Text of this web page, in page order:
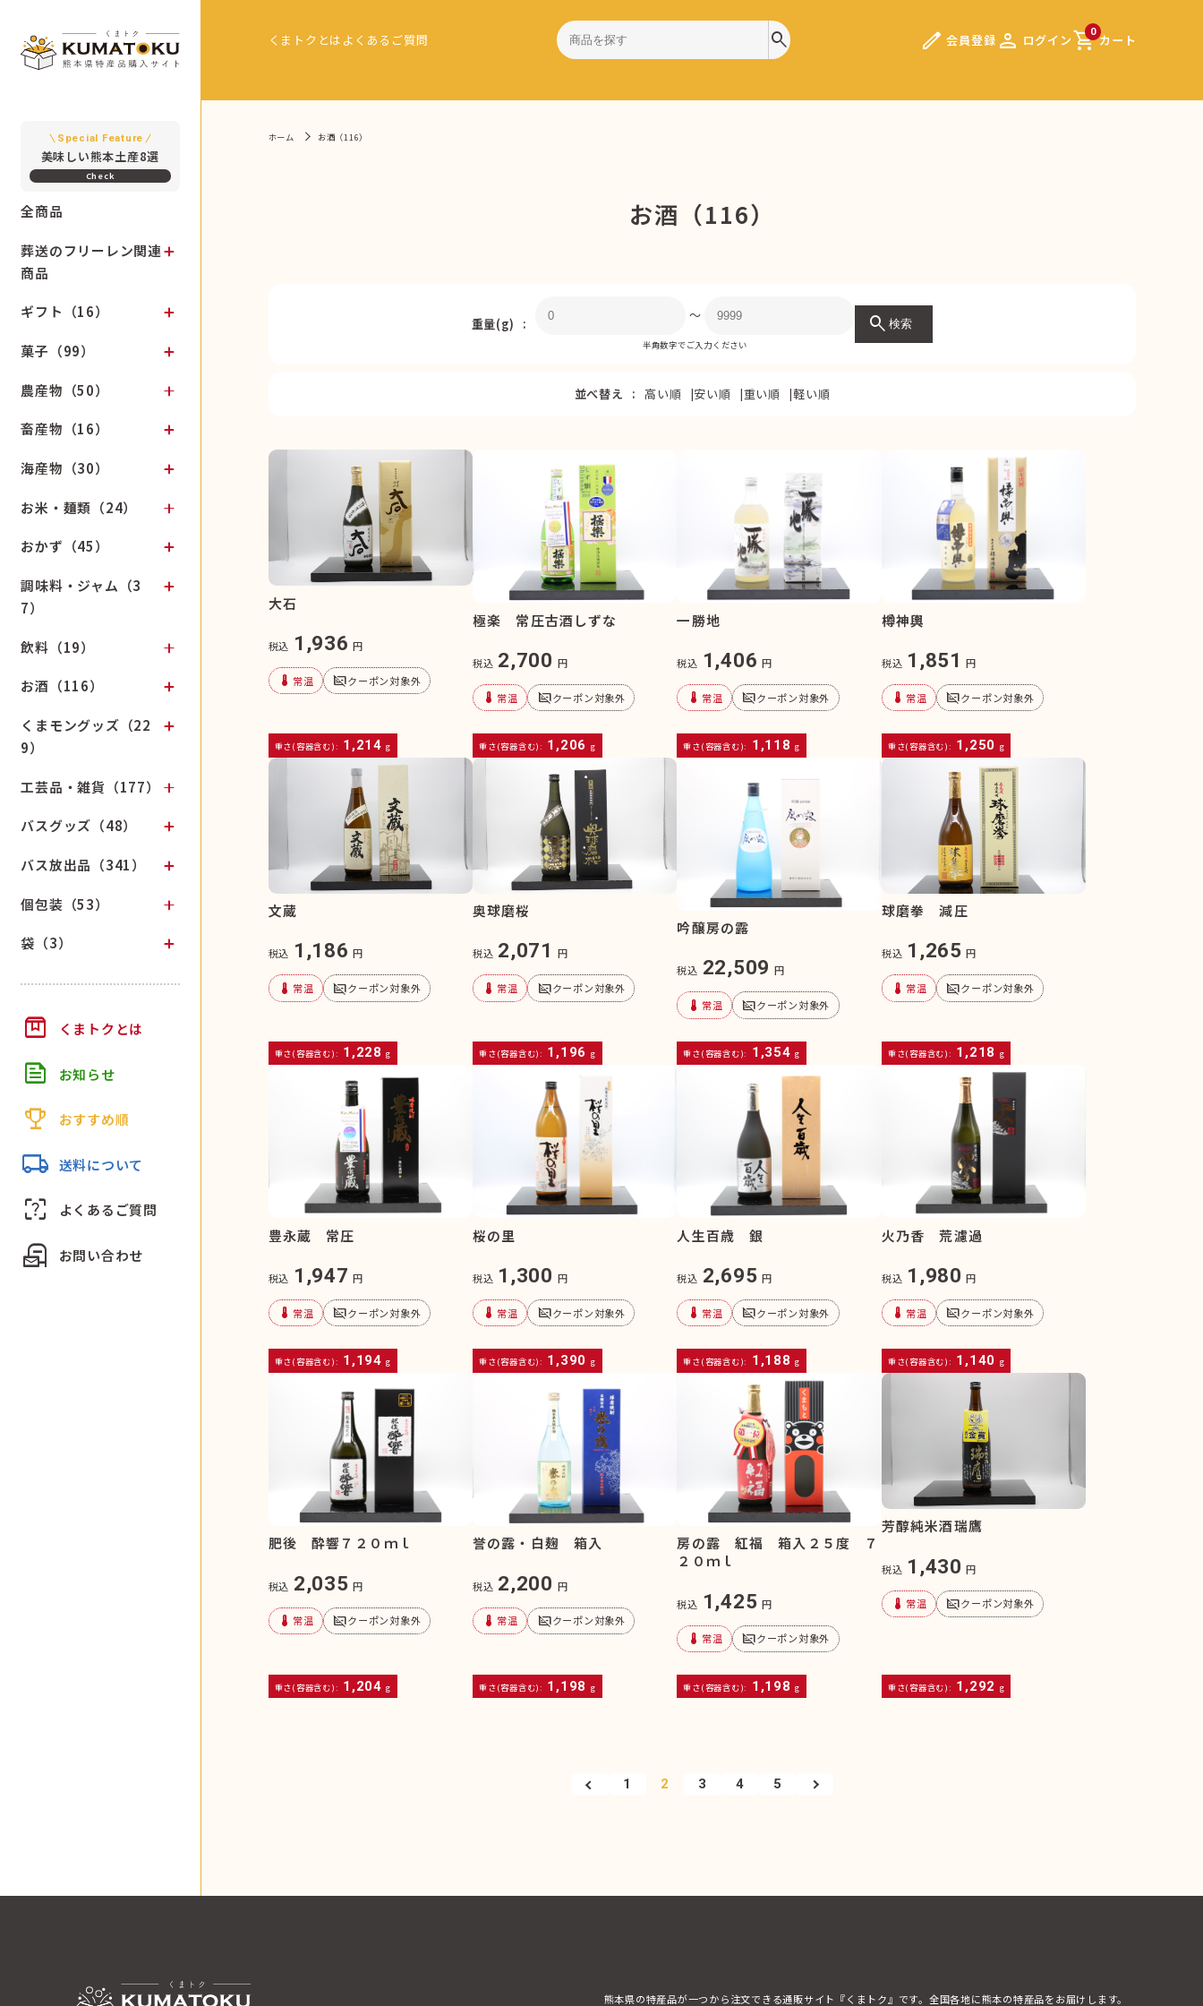
Special Feature
美味しい熊本土産8選
全商品
葬送のフリーレン関連
商品
ギフト（16）
菓子（99）
農産物（50）
畜産物（16）
海産物（30）
お米・麺類（24）
おかず（45）
調味料・ジャム（3
7）
飲料（19）
お酒（116）
くまモングッズ（22
9）
工芸品・雑貨（177）
バスグッズ（48）
バス放出品（341）
個包装（53）
袋（3）
box くまトクとは
feed お知らせ
trophy おすすめ順
local_shipping 送料について
indeterminate_question_box よくあるご質問
local_post_office お問い合わせ
くまトクとは よくあるご質問 search edit 会員登録 person ログイン 0
shopping_cartカート
ホーム お酒（116）
お酒（116）
重量(g)
〜
半角数字でご入力ください
search 検索
並べ替え 高い順 安い順 重い順 軽い順
大石
税込 1,936 円
device_thermostat 常温 subtitles_offクーポン対象外
重さ(容器含む): 1,214 g
極楽 常圧古酒しずな
税込 2,700 円
device_thermostat 常温 subtitles_offクーポン対象外
重さ(容器含む): 1,206 g
一勝地
税込 1,406 円
device_thermostat 常温 subtitles_offクーポン対象外
重さ(容器含む): 1,118 g
樽神輿
税込 1,851 円
device_thermostat 常温 subtitles_offクーポン対象外
重さ(容器含む): 1,250 g
文蔵
税込 1,186 円
device_thermostat 常温 subtitles_offクーポン対象外
重さ(容器含む): 1,228 g
奥球磨桜
税込 2,071 円
device_thermostat 常温 subtitles_offクーポン対象外
重さ(容器含む): 1,196 g
吟醸房の露
税込 22,509 円
device_thermostat 常温 subtitles_offクーポン対象外
重さ(容器含む): 1,354 g
球磨拳 減圧
税込 1,265 円
device_thermostat 常温 subtitles_offクーポン対象外
重さ(容器含む): 1,218 g
豊永蔵 常圧
税込 1,947 円
device_thermostat 常温 subtitles_offクーポン対象外
重さ(容器含む): 1,194 g
桜の里
税込 1,300 円
device_thermostat 常温 subtitles_offクーポン対象外
重さ(容器含む): 1,390 g
人生百歳 銀
税込 2,695 円
device_thermostat 常温 subtitles_offクーポン対象外
重さ(容器含む): 1,188 g
火乃香 荒濾過
税込 1,980 円
device_thermostat 常温 subtitles_offクーポン対象外
重さ(容器含む): 1,140 g
肥後 酔響７２０ｍｌ
税込 2,035 円
device_thermostat 常温 subtitles_offクーポン対象外
重さ(容器含む): 1,204 g
誉の露・白麹 箱入
税込 2,200 円
device_thermostat 常温 subtitles_offクーポン対象外
重さ(容器含む): 1,198 g
房の露 紅福 箱入２５度 ７
２０ｍｌ
税込 1,425 円
device_thermostat 常温 subtitles_offクーポン対象外
重さ(容器含む): 1,198 g
芳醇純米酒瑞鷹
税込 1,430 円
device_thermostat 常温 subtitles_offクーポン対象外
重さ(容器含む): 1,292 g
1 2 3 4 5
熊本県の特産品が一つから注文できる通販サイト『くまトク』です。全国各地に熊本の特産品をお届けします。